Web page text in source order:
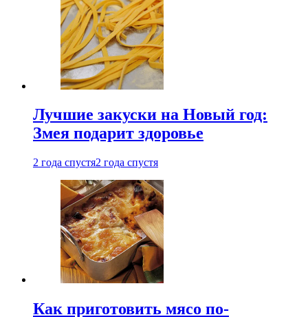
Лучшие закуски на Новый год:
Змея подарит здоровье
2 года спустя2 года спустя
Как приготовить мясо по-